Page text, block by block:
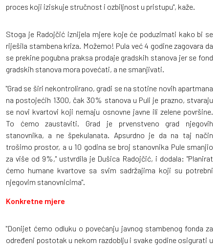
proces koji iziskuje stručnost i ozbiljnost u pristupu", kaže.
Stoga je Radojčić iznijela mjere koje će poduzimati kako bi se
riješila stambena kriza. Možemo! Pula već 4 godine zagovara da
se prekine pogubna praksa prodaje gradskih stanova jer se fond
gradskih stanova mora povećati, a ne smanjivati.
"Grad se širi nekontrolirano, gradi se na stotine novih apartmana
na postojećih 1300, čak 30% stanova u Puli je prazno, stvaraju
se novi kvartovi koji nemaju osnovne javne ili zelene površine.
To ćemo zaustaviti. Grad je prvenstveno grad njegovih
stanovnika, a ne špekulanata. Apsurdno je da na taj način
trošimo prostor, a u 10 godina se broj stanovnika Pule smanjio
za više od 9%," ustvrdila je Dušica Radojčić, i dodala: "Planirat
ćemo humane kvartove sa svim sadržajima koji su potrebni
njegovim stanovnicima".
Konkretne mjere
"Donijet ćemo odluku o povećanju javnog stambenog fonda za
određeni postotak u nekom razdoblju i svake godine osigurati u